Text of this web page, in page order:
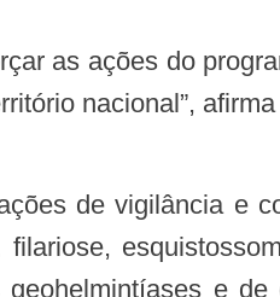
nacional”,
e de